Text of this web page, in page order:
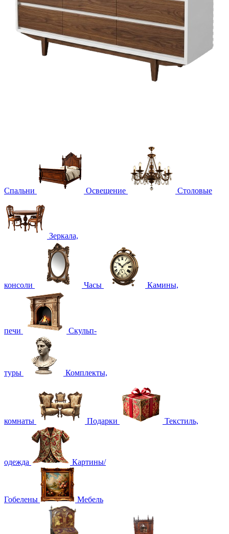
Спальни Освещение Столовые
Зеркала,
консоли Часы Камины,
печи Скульп-
туры Комплекты,
комнаты Подарки Текстиль,
одежда Картины/
Гобелены Мебель